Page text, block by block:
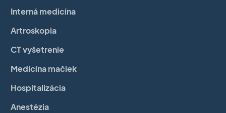
Interná medicína
Artroskopia
CT vyšetrenie
Medicína mačiek
Hospitalizácia
Anestézia